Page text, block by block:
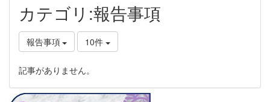
カテゴリ:報告事項
報告事項 10件
記事がありません。